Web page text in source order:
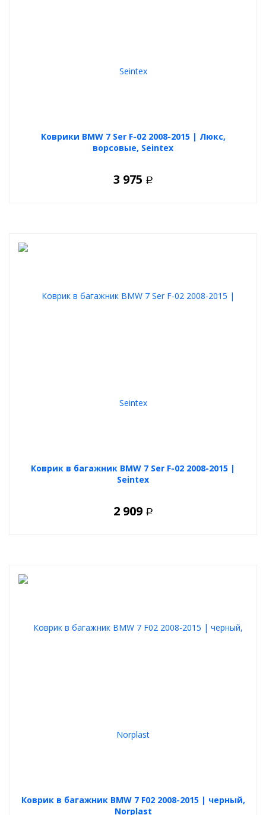
Коврики BMW 7 Ser F-02 2008-2015 | Люкс,
ворсовые, Seintex
3 975 Р
Коврик в багажник BMW 7 Ser F-02 2008-2015 |
Seintex
2 909 Р
Коврик в багажник BMW 7 F02 2008-2015 | черный,
Norplast